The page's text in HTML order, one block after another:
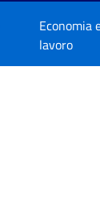
Economia
lavoro